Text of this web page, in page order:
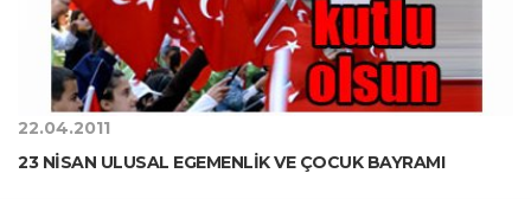
22.04.2011
23 NİSAN ULUSAL EGEMENLİK VE ÇOCUK BAYRAMI